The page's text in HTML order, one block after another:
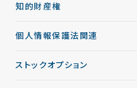
知的財産権
個人情報保護法関連
ストックオプション